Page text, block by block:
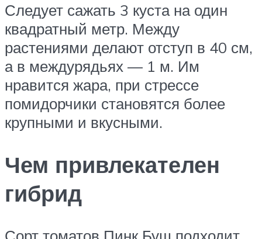
Следует сажать 3 куста на один
квадратный метр. Между
растениями делают отступ в 40 см,
а в междурядьях — 1 м. Им
нравится жара, при стрессе
помидорчики становятся более
крупными и вкусными.
Чем привлекателен
гибрид